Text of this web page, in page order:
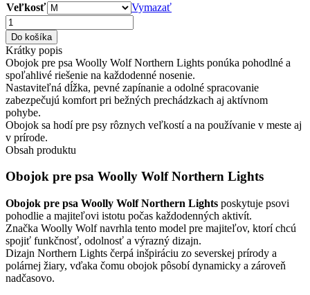
Veľkosť
Vymazať
množstvo
Woolly
Wolf
obojok
pre
psa
–
Northern
Lights
Do košíka
Krátky popis
Obojok pre psa Woolly Wolf Northern Lights ponúka pohodlné a
spoľahlivé riešenie na každodenné nosenie.
Nastaviteľná dĺžka, pevné zapínanie a odolné spracovanie
zabezpečujú komfort pri bežných prechádzkach aj aktívnom
pohybe.
Obojok sa hodí pre psy rôznych veľkostí a na používanie v meste aj
v prírode.
Obsah produktu
Obojok pre psa Woolly Wolf Northern Lights
Obojok pre psa Woolly Wolf Northern Lights poskytuje psovi
pohodlie a majiteľovi istotu počas každodenných aktivít.
Značka Woolly Wolf navrhla tento model pre majiteľov, ktorí chcú
spojiť funkčnosť, odolnosť a výrazný dizajn.
Dizajn Northern Lights čerpá inšpiráciu zo severskej prírody a
polárnej žiary, vďaka čomu obojok pôsobí dynamicky a zároveň
nadčasovo.